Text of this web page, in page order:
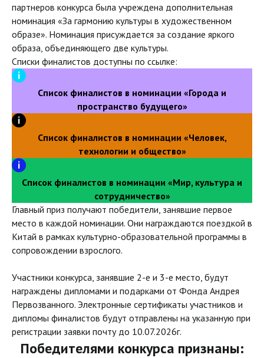
партнеров конкурса была учреждена дополнительная
номинация «За гармонию культуры в художественном
образе». Номинация присуждается за создание яркого
образа, объединяющего две культуры.
Списки финалистов доступны по ссылке:
Список финалистов в номинации «Города и
пространство будущего»
Список финалистов в номинации «Человек,
технологии и общество»
Список финалистов в номинации «Мир, культура и
сотрудничество»
Главный приз получают победители, занявшие первое
место в каждой номинации. Они награждаются поездкой в
Китай в рамках культурно-образовательной программы в
сопровождении взрослого.
Участники конкурса, занявшие 2-е и 3-е место, будут
награждены дипломами и подарками от Фонда Андрея
Первозванного. Электронные сертификаты участников и
дипломы финалистов будут отправлены на указанную при
регистрации заявки почту до 10.07.2026г.
Победителями конкурса признаны: